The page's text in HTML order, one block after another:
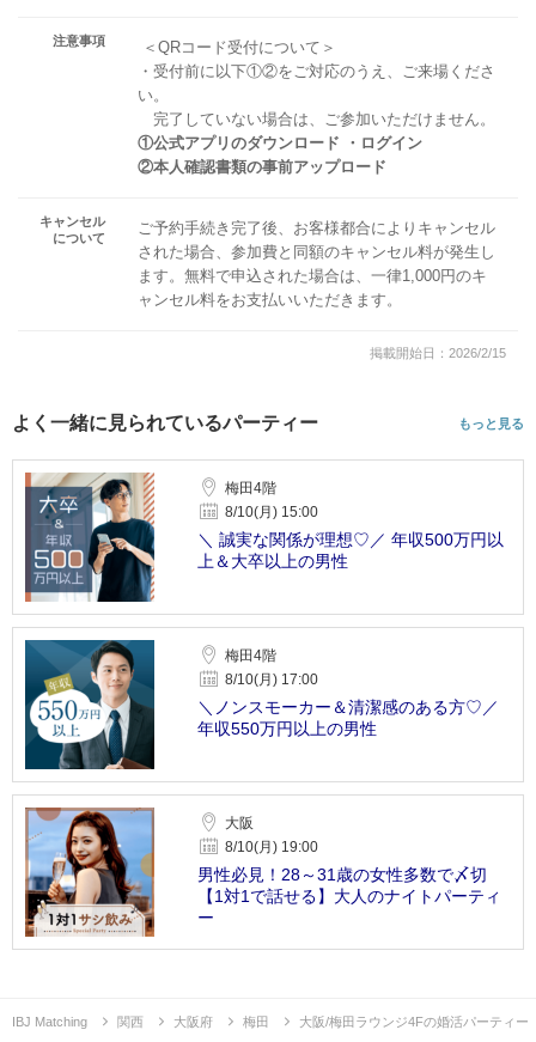
注意事項
＜QRコード受付について＞
・受付前に以下①②をご対応のうえ、ご来場くださ
い。
完了していない場合は、ご参加いただけません。
①公式アプリのダウンロード ・ログイン
②本人確認書類の事前アップロード
キャンセル
について
ご予約手続き完了後、お客様都合によりキャンセル
された場合、参加費と同額のキャンセル料が発生し
ます。無料で申込された場合は、一律1,000円のキ
ャンセル料をお支払いいただきます。
掲載開始日：2026/2/15
よく一緒に見られているパーティー もっと見る
梅田4階
8/10(月) 15:00
＼ 誠実な関係が理想♡／ 年収500万円以
上＆大卒以上の男性
梅田4階
8/10(月) 17:00
＼ノンスモーカー＆清潔感のある方♡／
年収550万円以上の男性
大阪
8/10(月) 19:00
男性必見！28～31歳の女性多数で〆切
【1対1で話せる】大人のナイトパーティ
ー
IBJ Matching 関西 大阪府 梅田 大阪/梅田ラウンジ4Fの婚活パーティー